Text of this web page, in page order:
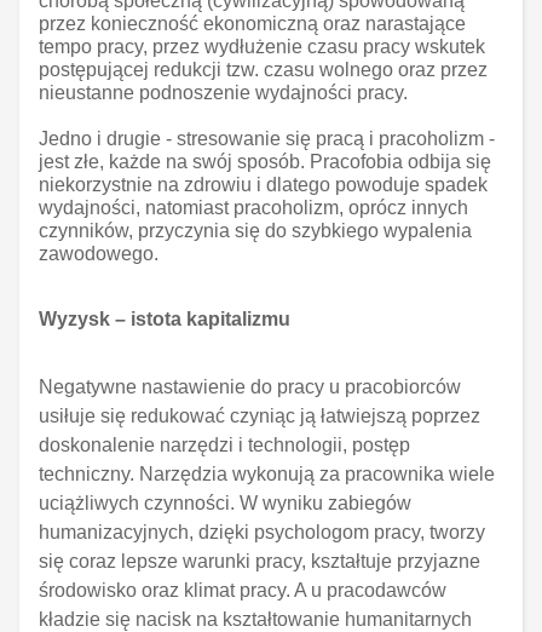
przez konieczność ekonomiczną oraz narastające
tempo pracy, przez wydłużenie czasu pracy wskutek
postępującej redukcji tzw. czasu wolnego oraz przez
nieustanne podnoszenie wydajności pracy.
Jedno i drugie - stresowanie się pracą i pracoholizm -
jest złe, każde na swój sposób. Pracofobia odbija się
niekorzystnie na zdrowiu i dlatego powoduje spadek
wydajności, natomiast pracoholizm, oprócz innych
czynników, przyczynia się do szybkiego wypalenia
zawodowego.
Wyzysk – istota kapitalizmu
Negatywne nastawienie do pracy u pracobiorców
usiłuje się redukować czyniąc ją łatwiejszą poprzez
doskonalenie narzędzi i technologii, postęp
techniczny. Narzędzia wykonują za pracownika wiele
uciążliwych czynności. W wyniku zabiegów
humanizacyjnych, dzięki psychologom pracy, tworzy
się coraz lepsze warunki pracy, kształtuje przyjazne
środowisko oraz klimat pracy. A u pracodawców
kładzie się nacisk na kształtowanie humanitarnych